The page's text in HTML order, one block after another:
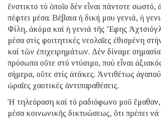
ἔνστικτο τό ὁποῖο δέν εἶναι πάντοτε
πέφτει μέσα. Βέβαια ἡ δική μου γενιά, ἡ
Φίλη, ἀκόμα καί ἡ γενιά τῆς Ἔφης
μέσα στίς φοιτητικές νεολαῖες ἐθισμένη
καί τῶν ἐπιχειρημάτων. Δέν δίναμε
πρόσωπα οὔτε στό ντύσιμο, πού εἶναι
σήμερα, οὔτε στίς ἀτάκες. Ἀντιθέτως
ὡραῖες χαοτικές ἀντιπαραθέσεις.
Ἡ τηλεόραση καί τό ραδιόφωνο μοῦ
μέσα κοινωνικῆς δικτυώσεως, ὅτι πρέπει νά